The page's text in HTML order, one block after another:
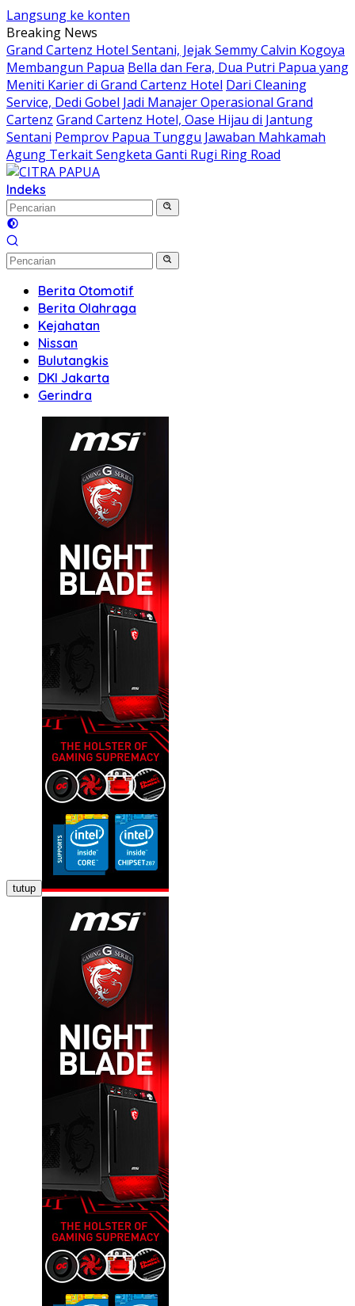
Langsung ke konten
Breaking News
Grand Cartenz Hotel Sentani, Jejak Semmy Calvin Kogoya
Membangun Papua Bella dan Fera, Dua Putri Papua yang
Meniti Karier di Grand Cartenz Hotel Dari Cleaning
Service, Dedi Gobel Jadi Manajer Operasional Grand
Cartenz Grand Cartenz Hotel, Oase Hijau di Jantung
Sentani Pemprov Papua Tunggu Jawaban Mahkamah
Agung Terkait Sengketa Ganti Rugi Ring Road
Indeks
Berita Otomotif
Berita Olahraga
Kejahatan
Nissan
Bulutangkis
DKI Jakarta
Gerindra
tutup